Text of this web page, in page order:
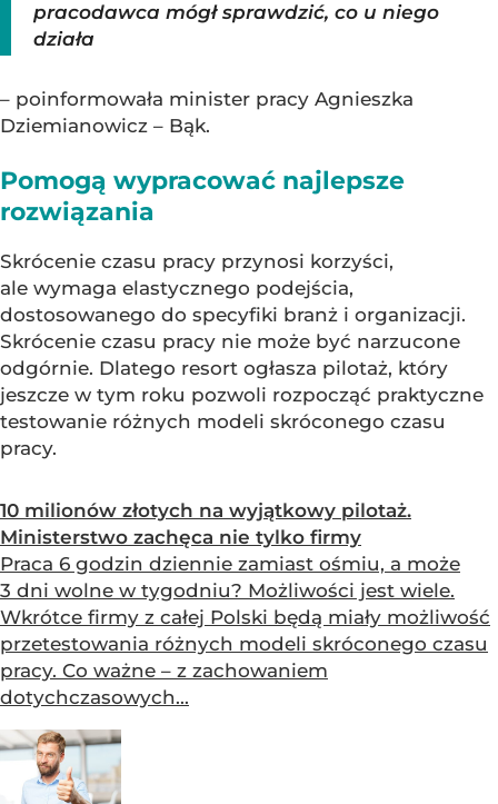
pracodawca mógł sprawdzić, co u niego
działa
– poinformowała minister pracy Agnieszka
Dziemianowicz – Bąk.
Pomogą wypracować najlepsze
rozwiązania
Skrócenie czasu pracy przynosi korzyści,
ale wymaga elastycznego podejścia,
dostosowanego do specyfiki branż i organizacji.
Skrócenie czasu pracy nie może być narzucone
odgórnie. Dlatego resort ogłasza pilotaż, który
jeszcze w tym roku pozwoli rozpocząć praktyczne
testowanie różnych modeli skróconego czasu
pracy.
10 milionów złotych na wyjątkowy pilotaż.
Ministerstwo zachęca nie tylko firmy
Praca 6 godzin dziennie zamiast ośmiu, a może
3 dni wolne w tygodniu? Możliwości jest wiele.
Wkrótce firmy z całej Polski będą miały możliwość
przetestowania różnych modeli skróconego czasu
pracy. Co ważne – z zachowaniem
dotychczasowych...